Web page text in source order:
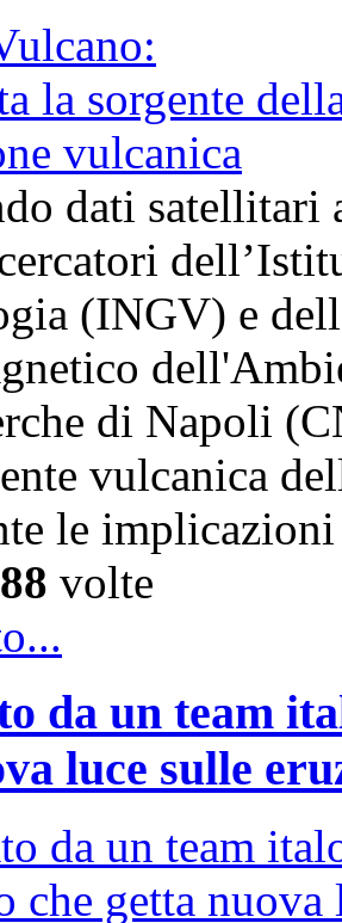
dati satellitari
(INGV) e
di Napoli
vulcanica
le
volte
da un team
luce sulle